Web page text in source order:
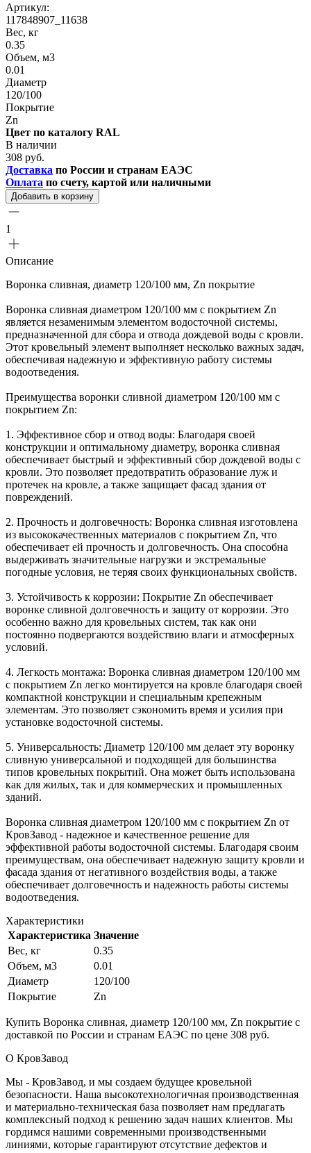
Артикул:
117848907_11638
Вес, кг
0.35
Объем, м3
0.01
Диаметр
120/100
Покрытие
Zn
Цвет по каталогу RAL
В наличии
308 руб.
Доставка по России и странам ЕАЭС
Оплата по счету, картой или наличными
Добавить в корзину
1
Описание
Воронка сливная, диаметр 120/100 мм, Zn покрытие
Воронка сливная диаметром 120/100 мм с покрытием Zn
является незаменимым элементом водосточной системы,
предназначенной для сбора и отвода дождевой воды с кровли.
Этот кровельный элемент выполняет несколько важных задач,
обеспечивая надежную и эффективную работу системы
водоотведения.
Преимущества воронки сливной диаметром 120/100 мм с
покрытием Zn:
1. Эффективное сбор и отвод воды: Благодаря своей
конструкции и оптимальному диаметру, воронка сливная
обеспечивает быстрый и эффективный сбор дождевой воды с
кровли. Это позволяет предотвратить образование луж и
протечек на кровле, а также защищает фасад здания от
повреждений.
2. Прочность и долговечность: Воронка сливная изготовлена
из высококачественных материалов с покрытием Zn, что
обеспечивает ей прочность и долговечность. Она способна
выдерживать значительные нагрузки и экстремальные
погодные условия, не теряя своих функциональных свойств.
3. Устойчивость к коррозии: Покрытие Zn обеспечивает
воронке сливной долговечность и защиту от коррозии. Это
особенно важно для кровельных систем, так как они
постоянно подвергаются воздействию влаги и атмосферных
условий.
4. Легкость монтажа: Воронка сливная диаметром 120/100 мм
с покрытием Zn легко монтируется на кровле благодаря своей
компактной конструкции и специальным крепежным
элементам. Это позволяет сэкономить время и усилия при
установке водосточной системы.
5. Универсальность: Диаметр 120/100 мм делает эту воронку
сливную универсальной и подходящей для большинства
типов кровельных покрытий. Она может быть использована
как для жилых, так и для коммерческих и промышленных
зданий.
Воронка сливная диаметром 120/100 мм с покрытием Zn от
КровЗавод - надежное и качественное решение для
эффективной работы водосточной системы. Благодаря своим
преимуществам, она обеспечивает надежную защиту кровли и
фасада здания от негативного воздействия воды, а также
обеспечивает долговечность и надежность работы системы
водоотведения.
Характеристики
Характеристика Значение
Вес, кг
0.35
Объем, м3
0.01
Диаметр
120/100
Покрытие
Zn
Купить Воронка сливная, диаметр 120/100 мм, Zn покрытие с
доставкой по России и странам ЕАЭС по цене 308 руб.
О КровЗавод
Мы - КровЗавод, и мы создаем будущее кровельной
безопасности. Наша высокотехнологичная производственная
и материально-техническая база позволяет нам предлагать
комплексный подход к решению задач наших клиентов. Мы
гордимся нашими современными производственными
линиями, которые гарантируют отсутствие дефектов и